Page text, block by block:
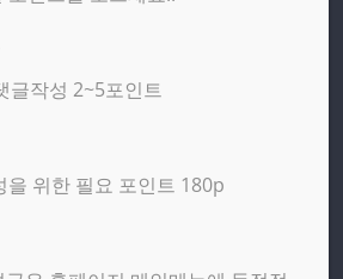
: apptechgo@naver.com
글작성 2~5포인트
을 위한 필요 포인트 180p